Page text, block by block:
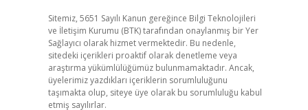
Sitemiz, 5651 Sayılı Kanun gereğince Bilgi Teknolojileri
ve İletişim Kurumu (BTK) tarafından onaylanmış bir Yer
Sağlayıcı olarak hizmet vermektedir. Bu nedenle,
sitedeki içerikleri proaktif olarak denetleme veya
araştırma yükümlülüğümüz bulunmamaktadır. Ancak,
üyelerimiz yazdıkları içeriklerin sorumluluğunu
taşımakta olup, siteye üye olarak bu sorumluluğu kabul
etmiş sayılırlar.